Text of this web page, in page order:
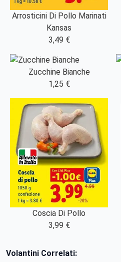
Arrosticini Di Pollo Marinati
Kansas
3,49 €
Zucchine Bianche
1,25 €
Coscia Di Pollo
3,99 €
Volantini Correlati: